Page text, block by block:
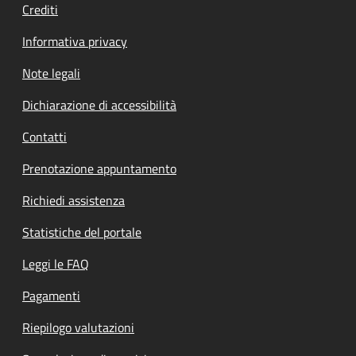
Crediti
Informativa privacy
Note legali
Dichiarazione di accessibilità
Contatti
Prenotazione appuntamento
Richiedi assistenza
Statistiche del portale
Leggi le FAQ
Pagamenti
Riepilogo valutazioni